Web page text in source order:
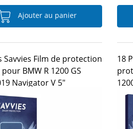
Ajouter au panier
Savvies Film de protection
BMW R 1200 GS
Navigator V 5"
18